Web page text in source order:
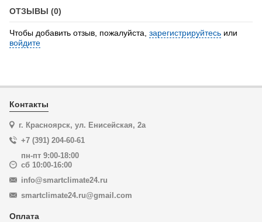
ОТЗЫВЫ (0)
Чтобы добавить отзыв, пожалуйста, зарегистрируйтесь или
войдите
Контакты
г. Красноярск, ул. Енисейская, 2а
+7 (391) 204-60-61
пн-пт 9:00-18:00
сб 10:00-16:00
info@smartclimate24.ru
smartclimate24.ru@gmail.com
Оплата